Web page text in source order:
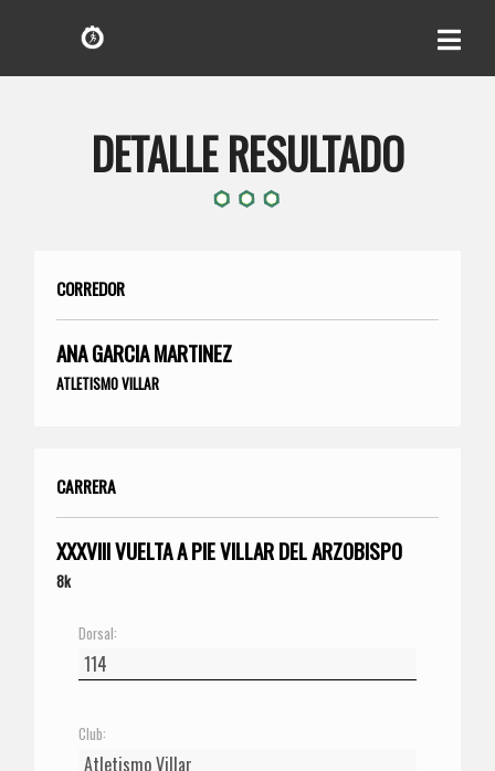
DETALLE RESULTADO
CORREDOR
ANA GARCIA MARTINEZ
ATLETISMO VILLAR
CARRERA
XXXVIII VUELTA A PIE VILLAR DEL ARZOBISPO
8k
Dorsal:
Club: